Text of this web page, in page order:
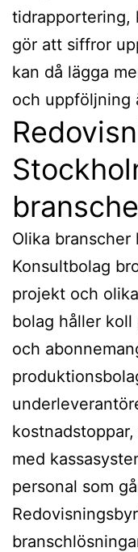
tidrapportering,
gör att siffror
kan då lägga
och uppföljning
Olika branscher
Konsultbolag
projekt och
bolag håller
och
med
personal som